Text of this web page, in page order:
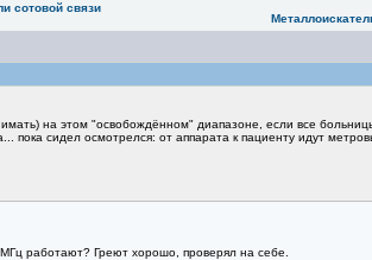
сотовой связи
на этом "освобождённом" диапазоне, если все
пока сидел осмотрелся: от аппарата к пациенту идут
работают? Греют хорошо, проверял на себе.